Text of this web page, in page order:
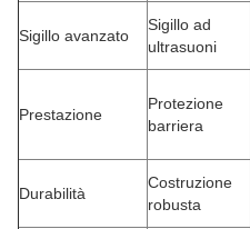
Sigillo avanzato
Sigillo ad
ultrasuoni
Prestazione
Protezione
barriera
Durabilità
Costruzione
robusta